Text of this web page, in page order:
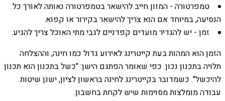
טמפרטורה - המזון חייב להישאר בטמפרטורה נאותה לאורך כל
הנסיעה, במיוחד אם הוא צריך להישאר בקירור או קפוא.
זמן - יש להגדיר מועדים קפדניים לגבי מתי האוכל צריך להגיע.
הזמן הוא המהות בעת קייטרינג לאירוע גדול כמו חינה, וההצלחה
תלויה בתכנון נכון. כפי שאומר הפתגם הישן: "כשל בתכנון הוא תכנון
להיכשל". כשמדובר בקייטרינג לחינה בראשון לציון, ישנן שיטות
עבודה מומלצות מסוימות שיש לקחת בחשבון.